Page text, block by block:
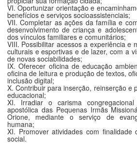
VI. Oportunizar orientação e
benefícios e serviços socioassistenciais;
VII. Completar as ações da família e
desenvolvimento de criança e
dos vínculos familiares e comunitários;
VIII. Possibilitar acessos a experiência e
culturais e esportivas e de lazer, com a
de novas sociabilidades;
IX. Oferecer oficina de educação
oficina de leitura e produção de textos,
inclusão digital;
X. Contribuir para inserção, reinserção e
educacional;
XI. Irradiar o carisma
apostólica das Pequenas Irmãs
Orione, mediante o serviço de
humana;
XI. Promover atividades com finalidade
social.